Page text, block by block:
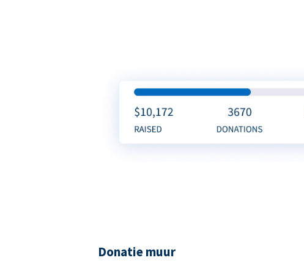
Donatie muur